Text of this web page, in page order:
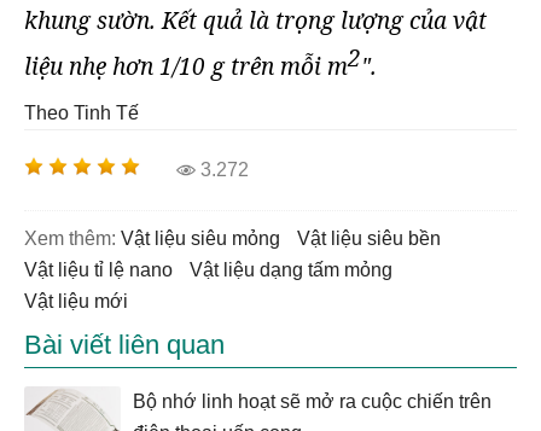
khung sườn. Kết quả là trọng lượng của vật
liệu nhẹ hơn 1/10 g trên mỗi m2".
Theo Tinh Tế
3.272
Xem thêm: Vật liệu siêu mỏng
vật liệu siêu bền
vật liệu tỉ lệ nano
vật liệu dạng tấm mỏng
vật liệu mới
Bài viết liên quan
Bộ nhớ linh hoạt sẽ mở ra cuộc chiến trên